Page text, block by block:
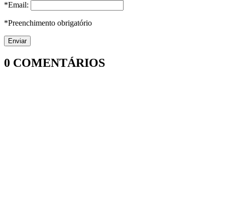
*Email:
*Preenchimento obrigatório
0 COMENTÁRIOS